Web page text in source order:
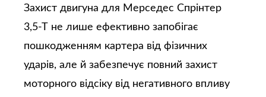
Захист двигуна для Мерседес Спрінтер
3,5-Т не лише ефективно запобігає
пошкодженням картера від фізичних
ударів, але й забезпечує повний захист
моторного відсіку від негативного впливу